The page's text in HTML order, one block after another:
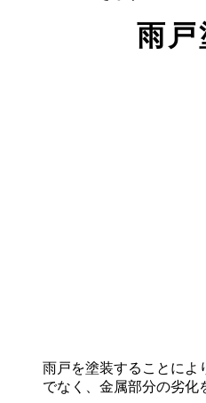
雨戸
雨戸を塗装することによ
でなく、金属部分の劣化